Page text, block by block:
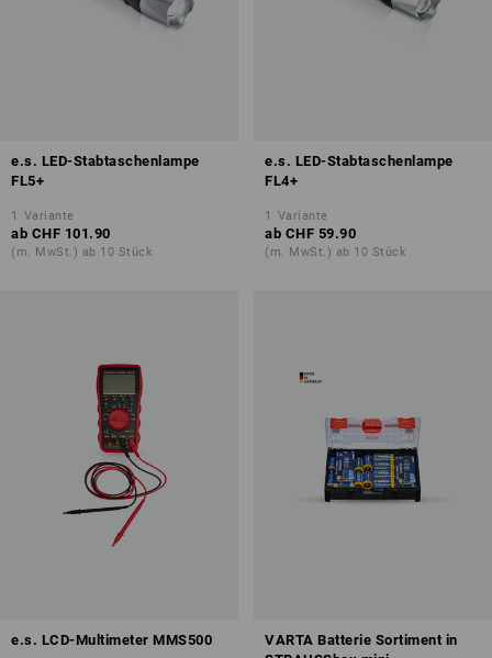
e.s. LED-Stabtaschenlampe
FL5+
1 Variante
ab CHF 101.90
(m. MwSt.) ab 10 Stück
e.s. LED-Stabtaschenlampe
FL4+
1 Variante
ab CHF 59.90
(m. MwSt.) ab 10 Stück
e.s. LCD-Multimeter MMS500
VARTA Batterie Sortiment in